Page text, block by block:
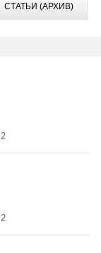
СТАТЬИ (АРХИВ)
2
2